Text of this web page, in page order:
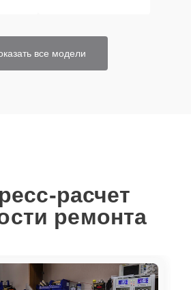
все модели
расчет
ремонта